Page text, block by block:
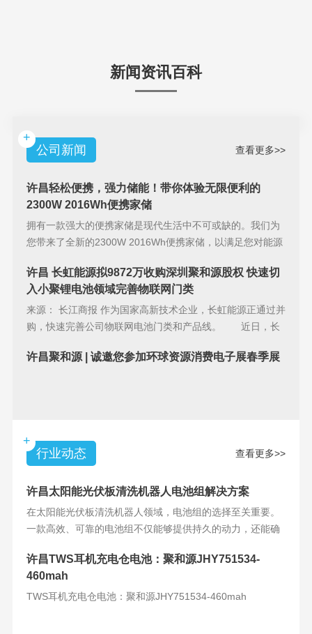
新闻资讯百科
+
公司新闻
查看更多>>
许昌轻松便携，强力储能！带你体验无限便利的
2300W 2016Wh便携家储
拥有一款强大的便携家储是现代生活中不可或缺的。我们为
您带来了全新的2300W 2016Wh便携家储，以满足您对能源
许昌 长虹能源拟9872万收购深圳聚和源股权 快速切
入小聚锂电池领域完善物联网门类
来源： 长江商报 作为国家高新技术企业，长虹能源正通过并
购，快速完善公司物联网电池门类和产品线。 近日，长
许昌聚和源 | 诚邀您参加环球资源消费电子展春季展
+
行业动态
查看更多>>
许昌太阳能光伏板清洗机器人电池组解决方案
在太阳能光伏板清洗机器人领域，电池组的选择至关重要。
一款高效、可靠的电池组不仅能够提供持久的动力，还能确
许昌TWS耳机充电仓电池：聚和源JHY751534-
460mah
TWS耳机充电仓电池：聚和源JHY751534-460mah